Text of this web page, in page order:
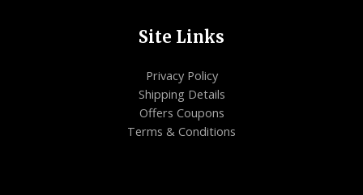
Site Links
Shipping Details
Offers Coupons
Terms & Conditions